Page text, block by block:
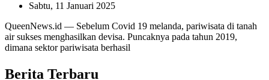
Sabtu, 11 Januari 2025
QueenNews.id — Sebelum Covid 19 melanda, pariwisata di tanah
air sukses menghasilkan devisa. Puncaknya pada tahun 2019,
dimana sektor pariwisata berhasil
Berita Terbaru